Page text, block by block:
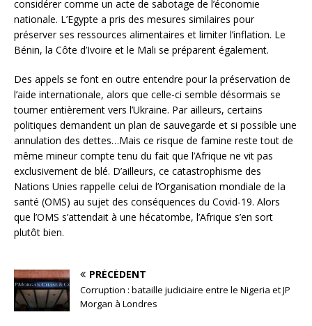
considérer comme un acte de sabotage de l’économie
nationale. L’Egypte a pris des mesures similaires pour
préserver ses ressources alimentaires et limiter l’inflation. Le
Bénin, la Côte d’Ivoire et le Mali se préparent également.
Des appels se font en outre entendre pour la préservation de
l’aide internationale, alors que celle-ci semble désormais se
tourner entièrement vers l’Ukraine. Par ailleurs, certains
politiques demandent un plan de sauvegarde et si possible une
annulation des dettes…Mais ce risque de famine reste tout de
même mineur compte tenu du fait que l’Afrique ne vit pas
exclusivement de blé. D’ailleurs, ce catastrophisme des
Nations Unies rappelle celui de l’Organisation mondiale de la
santé (OMS) au sujet des conséquences du Covid-19. Alors
que l’OMS s’attendait à une hécatombe, l’Afrique s’en sort
plutôt bien.
PRÉCÉDENT
Corruption : bataille judiciaire entre le Nigeria et JP
Morgan à Londres